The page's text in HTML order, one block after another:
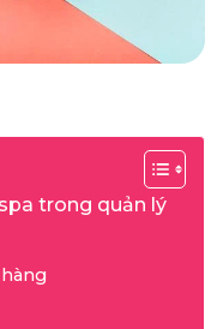
trong quản lý